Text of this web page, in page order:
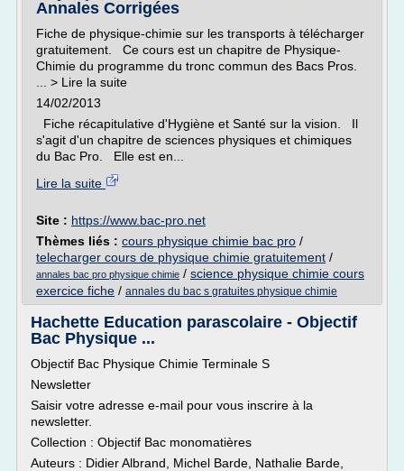
Annales Corrigées
Fiche de physique-chimie sur les transports à télécharger
gratuitement. Ce cours est un chapitre de Physique-
Chimie du programme du tronc commun des Bacs Pros.
... > Lire la suite
14/02/2013
Fiche récapitulative d'Hygiène et Santé sur la vision. Il
s'agit d'un chapitre de sciences physiques et chimiques
du Bac Pro. Elle est en...
Lire la suite
Site : https://www.bac-pro.net
Thèmes liés : cours physique chimie bac pro /
telecharger cours de physique chimie gratuitement /
annales bac pro physique chimie / science physique chimie cours
exercice fiche / annales du bac s gratuites physique chimie
Hachette Education parascolaire - Objectif
Bac Physique ...
Objectif Bac Physique Chimie Terminale S
Newsletter
Saisir votre adresse e-mail pour vous inscrire à la
newsletter.
Collection : Objectif Bac monomatières
Auteurs : Didier Albrand, Michel Barde, Nathalie Barde,